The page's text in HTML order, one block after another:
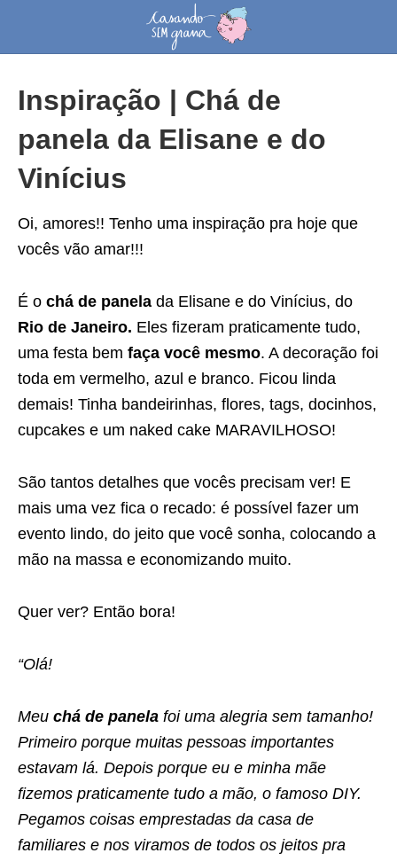
Inspiração | Chá de
panela da Elisane e do
Vinícius
Oi, amores!! Tenho uma inspiração pra hoje que
vocês vão amar!!!
É o chá de panela da Elisane e do Vinícius, do
Rio de Janeiro. Eles fizeram praticamente tudo,
uma festa bem faça você mesmo. A decoração foi
toda em vermelho, azul e branco. Ficou linda
demais! Tinha bandeirinhas, flores, tags, docinhos,
cupcakes e um naked cake MARAVILHOSO!
São tantos detalhes que vocês precisam ver! E
mais uma vez fica o recado: é possível fazer um
evento lindo, do jeito que você sonha, colocando a
mão na massa e economizando muito.
Quer ver? Então bora!
“Olá!
Meu chá de panela foi uma alegria sem tamanho!
Primeiro porque muitas pessoas importantes
estavam lá. Depois porque eu e minha mãe
fizemos praticamente tudo a mão, o famoso DIY.
Pegamos coisas emprestadas da casa de
familiares e nos viramos de todos os jeitos pra